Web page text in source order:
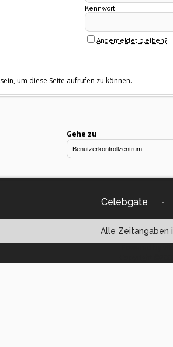
Kennwort:
Angemeldet bleiben?
sein, um diese Seite aufrufen zu können.
Gehe zu
Celebgate -
Alle Zeitangaben